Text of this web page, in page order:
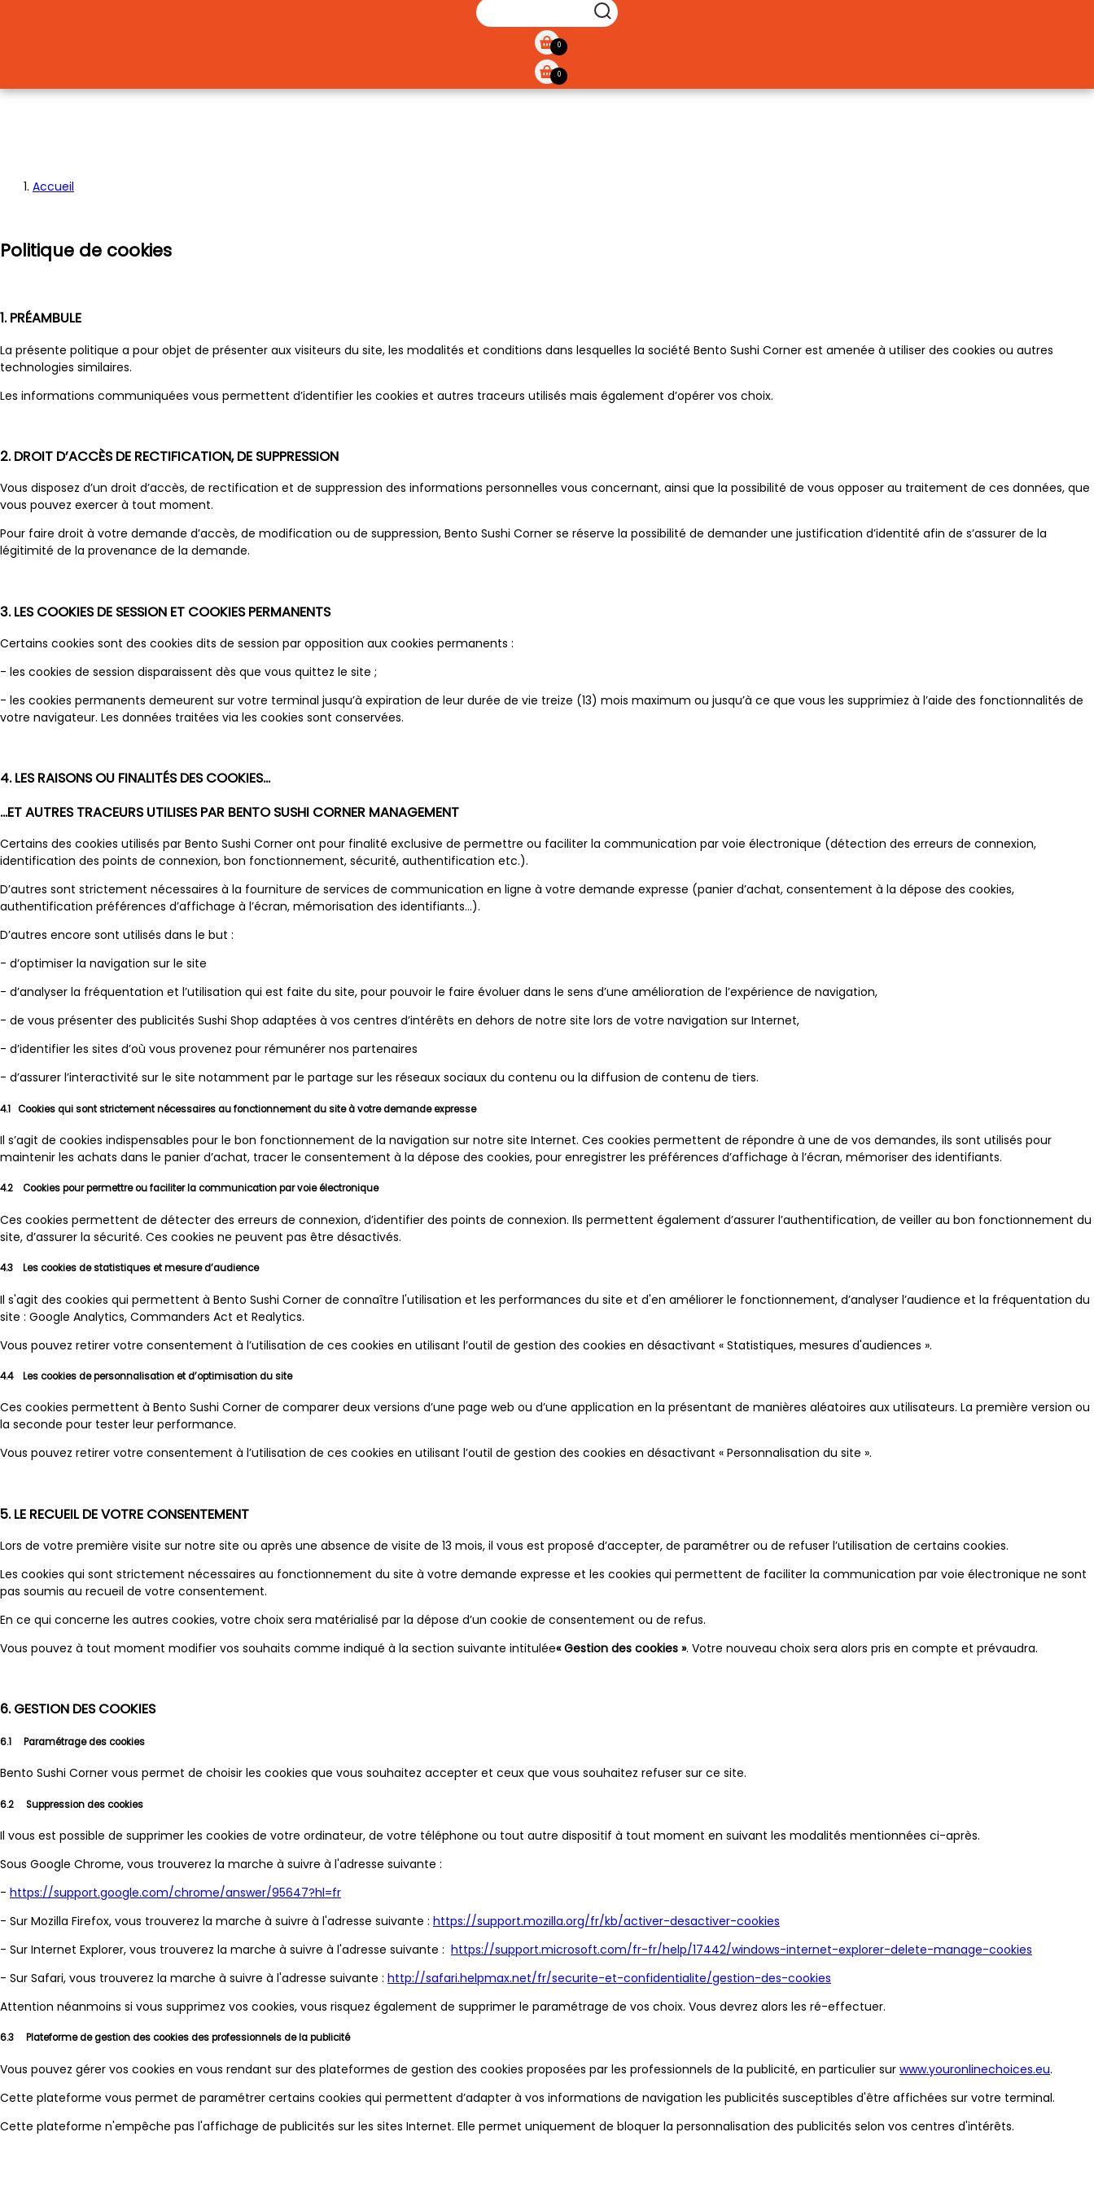
SEARCH
0
0
Accueil
Politique de cookies
1. PRÉAMBULE
La présente politique a pour objet de présenter aux visiteurs du site, les modalités et conditions dans lesquelles la société Bento Sushi Corner est amenée à utiliser des cookies ou autres
technologies similaires.
Les informations communiquées vous permettent d’identifier les cookies et autres traceurs utilisés mais également d’opérer vos choix.
2. DROIT D’ACCÈS DE RECTIFICATION, DE SUPPRESSION
Vous disposez d’un droit d’accès, de rectification et de suppression des informations personnelles vous concernant, ainsi que la possibilité de vous opposer au traitement de ces données, que
vous pouvez exercer à tout moment.
Pour faire droit à votre demande d’accès, de modification ou de suppression, Bento Sushi Corner se réserve la possibilité de demander une justification d’identité afin de s’assurer de la
légitimité de la provenance de la demande.
3. LES COOKIES DE SESSION ET COOKIES PERMANENTS
Certains cookies sont des cookies dits de session par opposition aux cookies permanents :
- les cookies de session disparaissent dès que vous quittez le site ;
- les cookies permanents demeurent sur votre terminal jusqu’à expiration de leur durée de vie treize (13) mois maximum ou jusqu’à ce que vous les supprimiez à l’aide des fonctionnalités de
votre navigateur. Les données traitées via les cookies sont conservées.
4. LES RAISONS OU FINALITÉS DES COOKIES...
...ET AUTRES TRACEURS UTILISES PAR BENTO SUSHI CORNER MANAGEMENT
Certains des cookies utilisés par Bento Sushi Corner ont pour finalité exclusive de permettre ou faciliter la communication par voie électronique (détection des erreurs de connexion,
identification des points de connexion, bon fonctionnement, sécurité, authentification etc.).
D’autres sont strictement nécessaires à la fourniture de services de communication en ligne à votre demande expresse (panier d’achat, consentement à la dépose des cookies,
authentification préférences d’affichage à l’écran, mémorisation des identifiants…).
D’autres encore sont utilisés dans le but :
- d’optimiser la navigation sur le site
- d’analyser la fréquentation et l’utilisation qui est faite du site, pour pouvoir le faire évoluer dans le sens d’une amélioration de l’expérience de navigation,
- de vous présenter des publicités Sushi Shop adaptées à vos centres d’intérêts en dehors de notre site lors de votre navigation sur Internet,
- d’identifier les sites d’où vous provenez pour rémunérer nos partenaires
- d’assurer l’interactivité sur le site notamment par le partage sur les réseaux sociaux du contenu ou la diffusion de contenu de tiers.
4.1 Cookies qui sont strictement nécessaires au fonctionnement du site à votre demande expresse
Il s’agit de cookies indispensables pour le bon fonctionnement de la navigation sur notre site Internet. Ces cookies permettent de répondre à une de vos demandes, ils sont utilisés pour
maintenir les achats dans le panier d’achat, tracer le consentement à la dépose des cookies, pour enregistrer les préférences d’affichage à l’écran, mémoriser des identifiants.
4.2 Cookies pour permettre ou faciliter la communication par voie électronique
Ces cookies permettent de détecter des erreurs de connexion, d’identifier des points de connexion. Ils permettent également d’assurer l’authentification, de veiller au bon fonctionnement du
site, d’assurer la sécurité. Ces cookies ne peuvent pas être désactivés.
4.3 Les cookies de statistiques et mesure d’audience
Il s'agit des cookies qui permettent à Bento Sushi Corner de connaître l'utilisation et les performances du site et d'en améliorer le fonctionnement, d’analyser l’audience et la fréquentation du
site : Google Analytics, Commanders Act et Realytics.
Vous pouvez retirer votre consentement à l’utilisation de ces cookies en utilisant l’outil de gestion des cookies en désactivant « Statistiques, mesures d'audiences ».
4.4 Les cookies de personnalisation et d’optimisation du site
Ces cookies permettent à Bento Sushi Corner de comparer deux versions d’une page web ou d’une application en la présentant de manières aléatoires aux utilisateurs. La première version ou
la seconde pour tester leur performance.
Vous pouvez retirer votre consentement à l’utilisation de ces cookies en utilisant l’outil de gestion des cookies en désactivant « Personnalisation du site ».
5. LE RECUEIL DE VOTRE CONSENTEMENT
Lors de votre première visite sur notre site ou après une absence de visite de 13 mois, il vous est proposé d’accepter, de paramétrer ou de refuser l’utilisation de certains cookies.
Les cookies qui sont strictement nécessaires au fonctionnement du site à votre demande expresse et les cookies qui permettent de faciliter la communication par voie électronique ne sont
pas soumis au recueil de votre consentement.
En ce qui concerne les autres cookies, votre choix sera matérialisé par la dépose d’un cookie de consentement ou de refus.
Vous pouvez à tout moment modifier vos souhaits comme indiqué à la section suivante intitulée« Gestion des cookies ». Votre nouveau choix sera alors pris en compte et prévaudra.
6. GESTION DES COOKIES
6.1 Paramétrage des cookies
Bento Sushi Corner vous permet de choisir les cookies que vous souhaitez accepter et ceux que vous souhaitez refuser sur ce site.
6.2 Suppression des cookies
Il vous est possible de supprimer les cookies de votre ordinateur, de votre téléphone ou tout autre dispositif à tout moment en suivant les modalités mentionnées ci-après.
Sous Google Chrome, vous trouverez la marche à suivre à l'adresse suivante :
- https://support.google.com/chrome/answer/95647?hl=fr
- Sur Mozilla Firefox, vous trouverez la marche à suivre à l'adresse suivante : https://support.mozilla.org/fr/kb/activer-desactiver-cookies
- Sur Internet Explorer, vous trouverez la marche à suivre à l'adresse suivante : https://support.microsoft.com/fr-fr/help/17442/windows-internet-explorer-delete-manage-cookies
- Sur Safari, vous trouverez la marche à suivre à l'adresse suivante : http://safari.helpmax.net/fr/securite-et-confidentialite/gestion-des-cookies
Attention néanmoins si vous supprimez vos cookies, vous risquez également de supprimer le paramétrage de vos choix. Vous devrez alors les ré-effectuer.
6.3 Plateforme de gestion des cookies des professionnels de la publicité
Vous pouvez gérer vos cookies en vous rendant sur des plateformes de gestion des cookies proposées par les professionnels de la publicité, en particulier sur www.youronlinechoices.eu.
Cette plateforme vous permet de paramétrer certains cookies qui permettent d’adapter à vos informations de navigation les publicités susceptibles d'être affichées sur votre terminal.
Cette plateforme n'empêche pas l'affichage de publicités sur les sites Internet. Elle permet uniquement de bloquer la personnalisation des publicités selon vos centres d'intérêts.